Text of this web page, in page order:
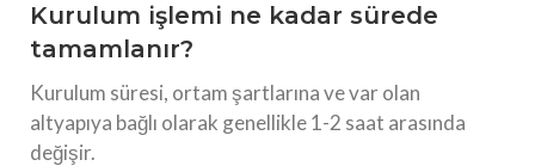
Kurulum işlemi ne kadar sürede
tamamlanır?
Kurulum süresi, ortam şartlarına ve var olan
altyapıya bağlı olarak genellikle 1-2 saat arasında
değişir.